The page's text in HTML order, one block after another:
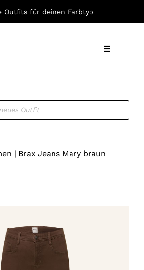
Outfits für deinen Farbtyp
Toggle
| Brax Jeans Mary braun